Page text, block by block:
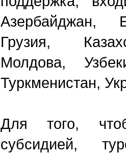
Азербайджан,
Грузия,
Молдова,
Туркменистан,
Для того,
субсидией,